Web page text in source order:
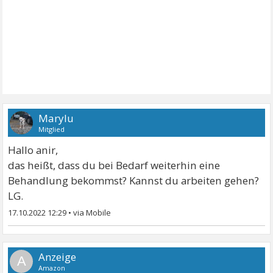
Marylu
Mitglied
Hallo anir,
das heißt, dass du bei Bedarf weiterhin eine
Behandlung bekommst? Kannst du arbeiten gehen?
LG.
17.10.2022 12:29 •
A